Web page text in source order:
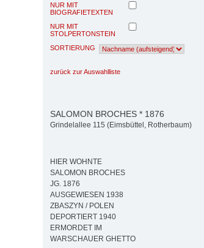
NUR MIT
BIOGRAFIETEXTEN
NUR MIT
STOLPERTONSTEIN
SORTIERUNG
zurück zur Auswahlliste
SALOMON BROCHES * 1876
Grindelallee 115 (Eimsbüttel, Rotherbaum)
HIER WOHNTE
SALOMON BROCHES
JG. 1876
AUSGEWIESEN 1938
ZBASZYN / POLEN
DEPORTIERT 1940
ERMORDET IM
WARSCHAUER GHETTO